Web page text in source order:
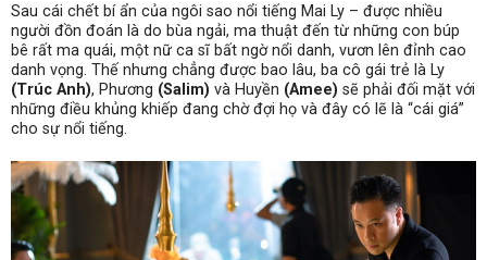
Sau cái chết bí ẩn của ngôi sao nổi tiếng Mai Ly – được nhiều
người đồn đoán là do bùa ngải, ma thuật đến từ những con búp
bê rất ma quái, một nữ ca sĩ bất ngờ nổi danh, vươn lên đỉnh cao
danh vọng. Thế nhưng chẳng được bao lâu, ba cô gái trẻ là Ly
(Trúc Anh), Phương (Salim) và Huyền (Amee) sẽ phải đối mặt với
những điều khủng khiếp đang chờ đợi họ và đây có lẽ là “cái giá”
cho sự nổi tiếng.